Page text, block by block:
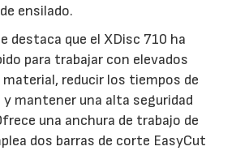
ensilado.
destaca que el XDisc 710 ha
para trabajar con elevados
material, reducir los tiempos de
y mantener una alta seguridad
una anchura de trabajo de
dos barras de corte EasyCut